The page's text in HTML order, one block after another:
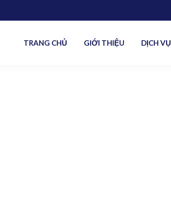
TRANG CHỦ GIỚI THIỆU DỊCH VỤ